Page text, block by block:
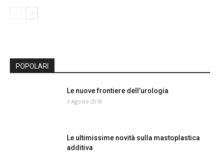
POPOLARI
Le nuove frontiere dell’urologia
3 Agosto 2018
Le ultimissime novità sulla mastoplastica
additiva